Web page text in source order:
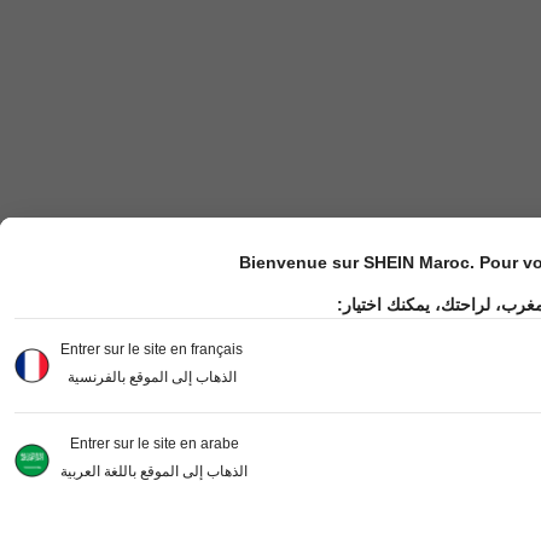
Bienvenue sur SHEIN Maroc. Pour
لراحتك، يمكنك اختيار:
Entrer sur le site en français
الذهاب إلى الموقع بالفرنسية
Entrer sur le site en arabe
الذهاب إلى الموقع باللغة العربية